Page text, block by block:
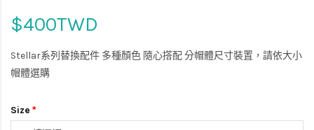
$400TWD
Stellar系列替換配件 多種顏色 隨心撘配 分帽體尺寸裝置，請依大小
帽體選購
Size